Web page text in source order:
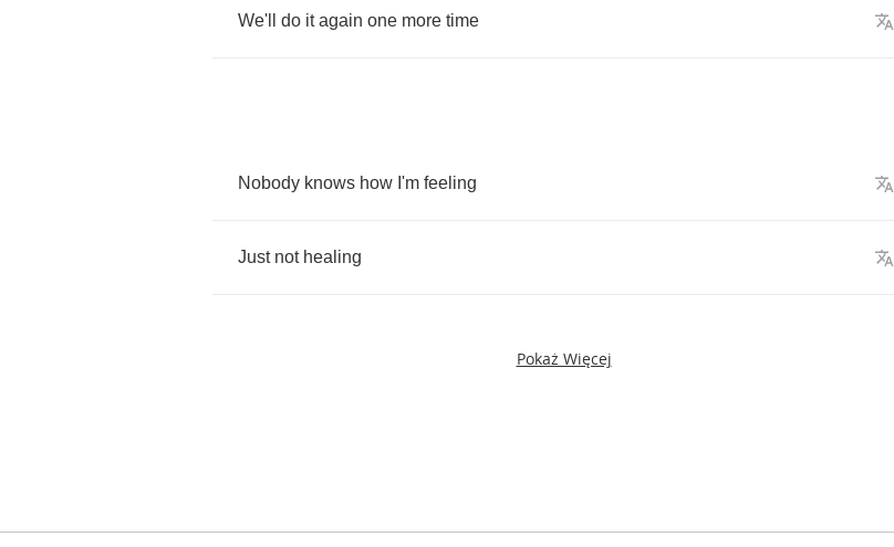
We'll do it again one more time
Nobody knows how I'm feeling
Just not healing
Pokaż Więcej